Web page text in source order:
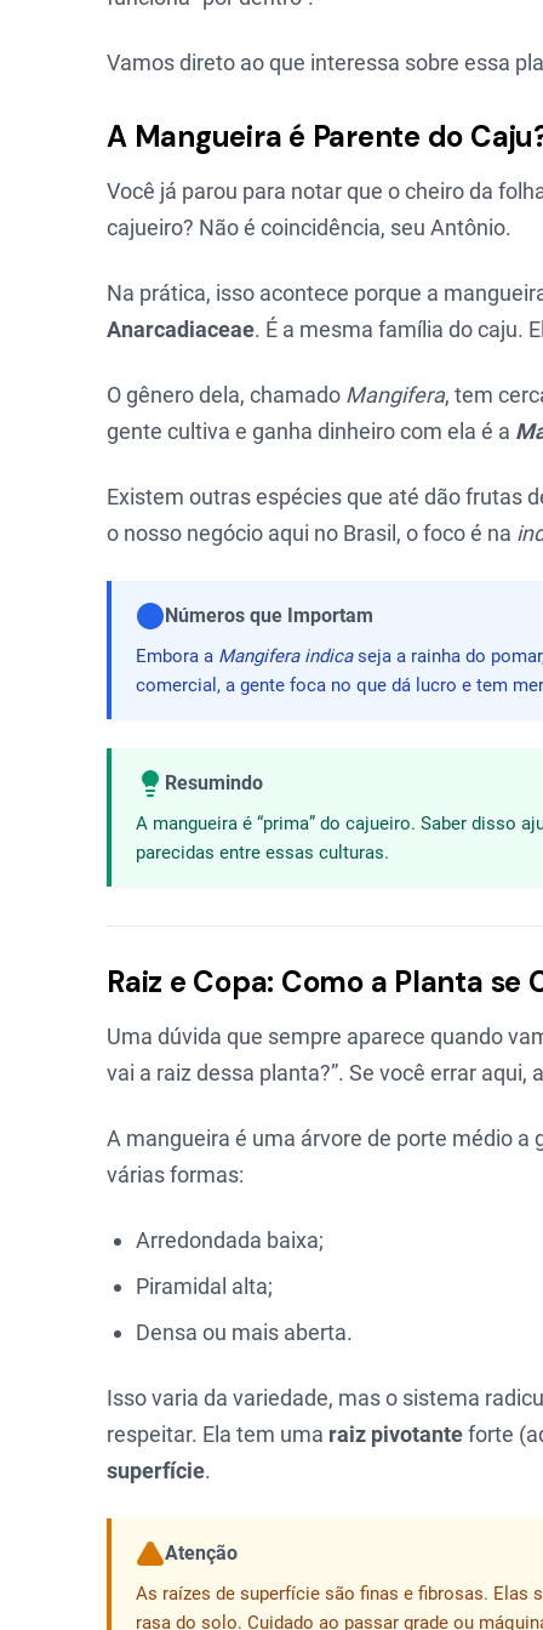
Vamos direto ao que interessa sobre essa
A Mangueira é Parente do
Você já parou para notar que o cheiro da
cajueiro? Não é coincidência, seu Antônio.
Na prática, isso acontece porque a
Anarcadiaceae. É a mesma família do caju.
O gênero dela, chamado Mangifera, tem
gente cultiva e ganha dinheiro com ela é a
Existem outras espécies que até dão frutas
o nosso negócio aqui no Brasil, o foco é na
Números que Importam
Embora a Mangifera indicaseja a rainha do
comercial, a gente foca no que dá lucro e tem
Resumindo
A mangueira é “prima” do cajueiro. Saber disso
parecidas entre essas culturas.
Raiz e Copa: Como a Planta se
Uma dúvida que sempre aparece quando
vai a raiz dessa planta?”. Se você errar
A mangueira é uma árvore de porte médio a
várias formas:
Arredondada baixa;
Piramidal alta;
Densa ou mais aberta.
Isso varia da variedade, mas o sistema
respeitar. Ela tem uma raiz pivotanteforte
superfície.
Atenção
As raízes de superfície são finas e fibrosas. Elas
rasa do solo. Cuidado ao passar grade ou